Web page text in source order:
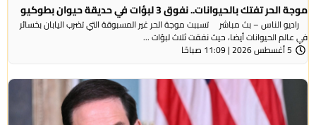
موجة الحر تفتك بالحيوانات.. نفوق 3 لبؤات في حديقة حيوان بطوكيو
راديو الناس – بث مباشر تسببت موجة الحر غير المسبوقة التي تضرب اليابان بخسائر
في عالم الحيوانات أيضا، حيث نفقت ثلاث لبؤات ...
5 أغسطس 2026 | 11:09 صباحًا